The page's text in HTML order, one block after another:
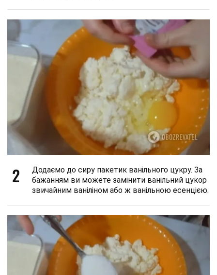
2
Додаємо до сиру пакетик ванільного цукру. За
бажанням ви можете замінити ванільний цукор
звичайним ваніліном або ж ванільною есенцією.